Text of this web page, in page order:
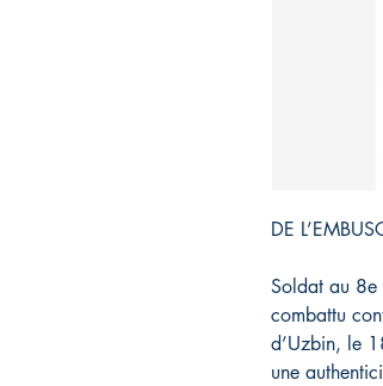
DE
Soldat au 8e
combattu
d’Uzbin, le
une